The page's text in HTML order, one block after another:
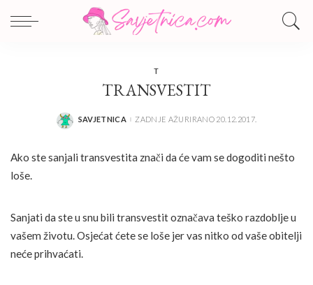
T
TRANSVESTIT
POSTED
SAVJETNICA ZADNJE AŽURIRANO 20.12.2017.
Ako ste sanjali transvestita znači da će vam se dogoditi nešto
loše.
Sanjati da ste u snu bili transvestit označava teško razdoblje u
vašem životu. Osjećat ćete se loše jer vas nitko od vaše obitelji
neće prihvaćati.